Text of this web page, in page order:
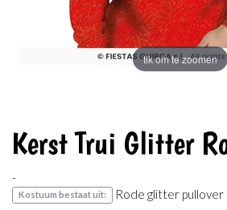
tik om te zoomen
Kerst Trui Glitter
-
Kostuum bestaat uit: Rode glitter pullover